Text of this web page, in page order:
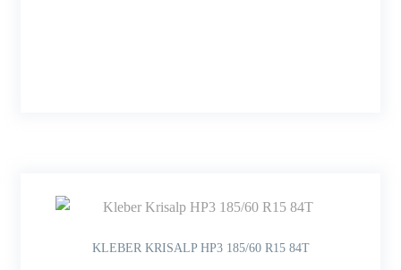
KLEBER KRISALP HP3 185/60 R15 84T